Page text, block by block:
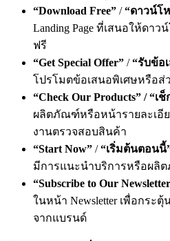
“Download Free” /“ดาวน์โ
Landing Page ที่เสนอให้ดา
ฟรี
“Get Special Offer” /“รับข้อ
โปรโมตข้อเสนอพิเศษหรือส่
“Check Our Products” / “เ
ผลิตภัณฑ์หรือหน้ารายละเอี
งานตรวจสอบสินค้า
“Start Now” /“เริ่มต้นตอนนี้
มีการแนะนำบริการหรือผลิ
“Subscribe to Our
ในหน้า Newsletter เพื่อกระ
จากแบรนด์